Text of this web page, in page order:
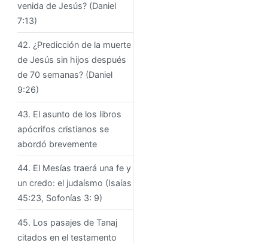
venida de Jesús? (Daniel
7:13)
42. ¿Predicción de la muerte
de Jesús sin hijos después
de 70 semanas? (Daniel
9:26)
43. El asunto de los libros
apócrifos cristianos se
abordó brevemente
44. El Mesías traerá una fe y
un credo: el judaísmo (Isaías
45:23, Sofonías 3: 9)
45. Los pasajes de Tanaj
citados en el testamento